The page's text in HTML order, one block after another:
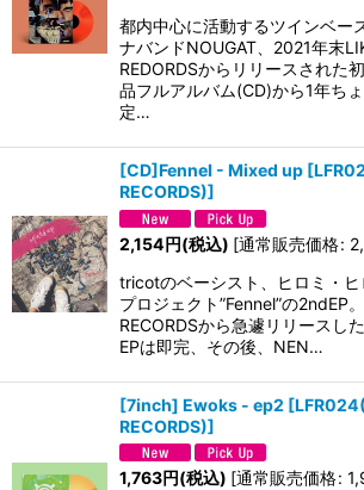
都内中心に活動するツインベー
ナバンドNOUGAT、2021年末
REDORDSからリリースされた
品フルアルバム(CD)から1年ち
定…
[CD]Fennel - Mixed up [
RECORDS)]
2,154円(税込) [通常販売価格:
tricotのベーシスト、ヒロミ・ヒ
プロジェクト”Fennel”の2ndEP
RECORDSから急遽リリースし
EPは即完、その後、NEN…
[7inch] Ewoks - ep2 [
RECORDS)]
1,763円(税込) [通常販売価格: